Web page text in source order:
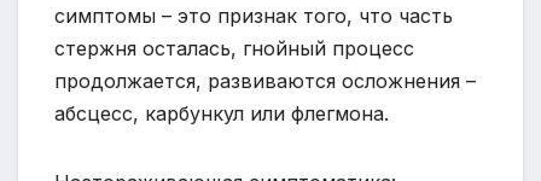
симптомы – это признак того, что часть
стержня осталась, гнойный процесс
продолжается, развиваются осложнения –
абсцесс, карбункул или флегмона.